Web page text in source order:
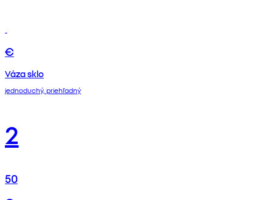
€
Váza sklo
jednoduchý, priehľadný
2
50